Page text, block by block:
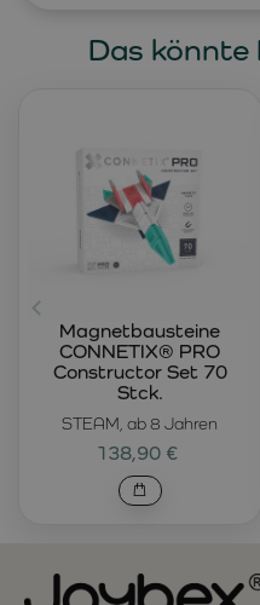
Das könnte
STEAM, ab 8 Jahren
Magnetbausteine
CONNETIX® PRO
Constructor Set 70
Stck.
138,90 €